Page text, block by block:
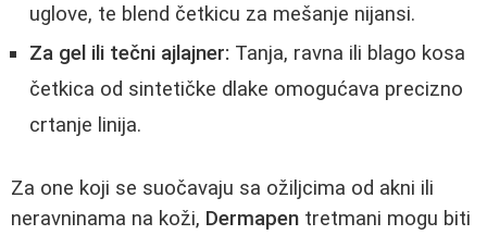
uglove, te blend četkicu za mešanje nijansi.
Za gel ili tečni ajlajner: Tanja, ravna ili blago kosa
četkica od sintetičke dlake omogućava precizno
crtanje linija.
Za one koji se suočavaju sa ožiljcima od akni ili
neravninama na koži, Dermapen tretmani mogu biti